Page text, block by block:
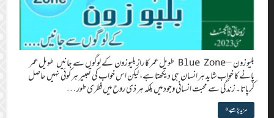
بلیو زون – Blue Zone طویل عمر کا راز بلیو زون کے لوگوں سے جانیں طویل عمر
پانے کا خواب شاید ہر انسان ہی دیکھتا ہے، لیکن اس خواب کی تعبیر ہر کوئی نہیں حاصل
کرپاتا۔ زندگی سے محبت انسانی وجود میں بلکہ ہر ذی روح میں فطری طور …
مزید پڑھیے »